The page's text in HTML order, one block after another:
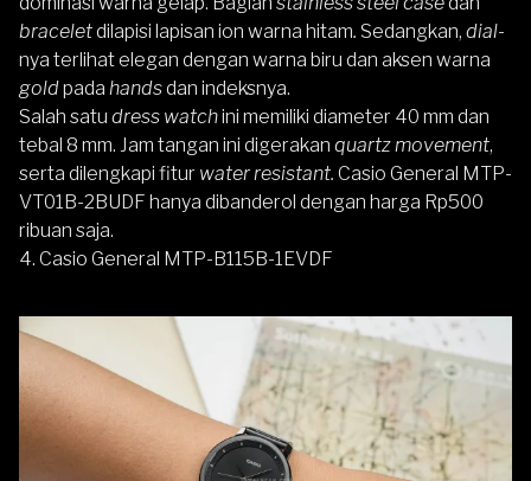
braceletdilapisi lapisan ion warna hitam. Sedangkan, dial-
nya terlihat elegan dengan warna biru dan aksen warna
goldpada handsdan indeksnya.
Salah satu dress watchini memiliki diameter 40 mm dan
tebal 8 mm. Jam tangan ini digerakan quartz movement,
serta dilengkapi fitur water resistant. Casio General MTP-
VT01B-2BUDF hanya dibanderol dengan harga Rp500
ribuan saja.
4. Casio General MTP-B115B-1EVDF